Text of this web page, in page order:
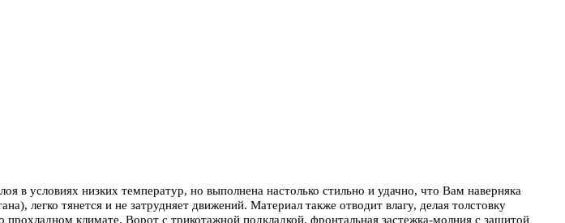
в условиях низких температур, но выполнена настолько стильно и удачно, что Вам наверняка
легко тянется и не затрудняет движений. Материал также отводит влагу, делая толстовку
климате. Ворот с трикотажной подкладкой, фронтальная застежка-молния с защитой